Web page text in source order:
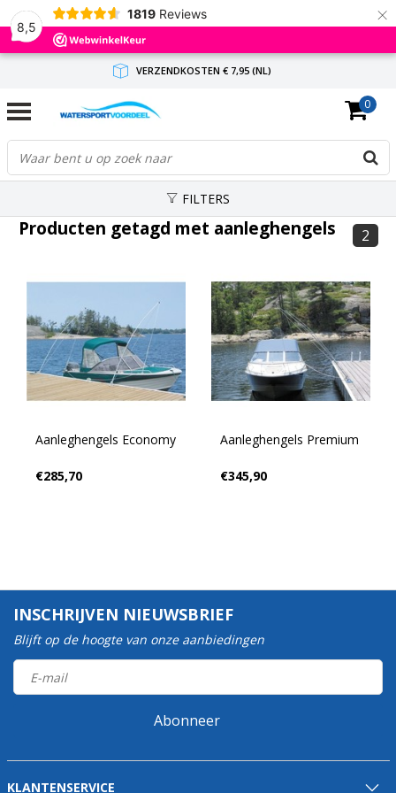
8,5
1819 Reviews ×
VERZENDKOSTEN € 7,95 (NL)
GRATIS VERZENDING(NL) VANAF € 65,-
BINNEN 1-3 WERKDAGEN ANTWOORD
0
FILTERS
Producten getagd met aanleghengels 2
Aanleghengels Economy
€285,70
Aanleghengels Premium
€345,90
INSCHRIJVEN NIEUWSBRIEF
Blijft op de hoogte van onze aanbiedingen
Abonneer
KLANTENSERVICE